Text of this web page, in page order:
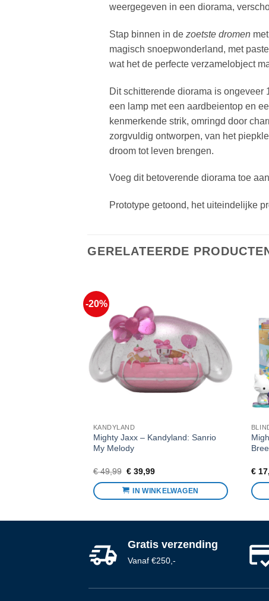
weergegeven in een diorama,
Stap binnen in de zoetste dromenmet
magisch snoepwonderland, met
wat het de perfecte verzamelobject
Dit schitterende diorama is
een lamp met een aardbeientop en
kenmerkende strik, omringd door
zorgvuldig ontworpen, van het
droom tot leven brengen.
Voeg dit betoverende diorama toe
Prototype getoond, het uiteindelijke
GERELATEERDE
-20%
favorieten
KANDYLAND
Mighty Jaxx – Kandyland: Sanrio
My Melody
€49,99 Oorspronkelijke
was:
€ 49,99.
€39,99Huidige
is:
€ 39,99.
IN WINKELWAGEN
€
Gratis verzending
Vanaf €250,-